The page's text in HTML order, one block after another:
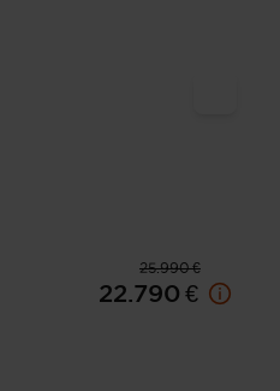
25.990 €
22.790 €